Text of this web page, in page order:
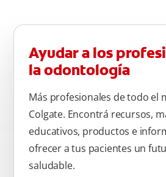
Ayudar a los
la odontología
Más profesionales de todo el
Colgate. Encontrá recursos,
educativos, productos e
ofrecer a tus pacientes un
saludable.